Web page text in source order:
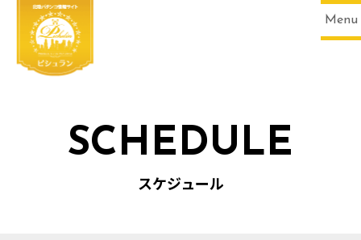
Menu
SCHEDULE
スケジュール